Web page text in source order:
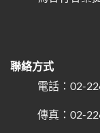
聯絡方式
電話：02-
傳真：02-